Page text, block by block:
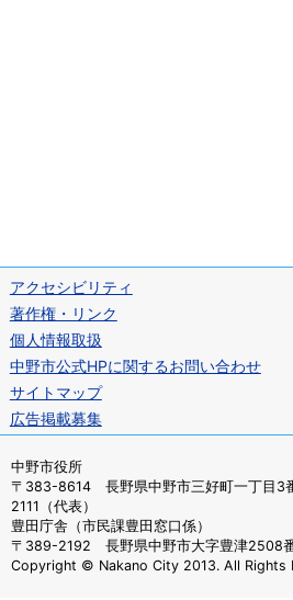
アクセシビリティ
著作権・リンク
個人情報取扱
中野市公式HPに関するお問い合わせ
サイトマップ
広告掲載募集
中野市役所
〒383-8614 長野県中野市三好町一丁目
2111（代表）
豊田庁舎（市民課豊田窓口係）
〒389-2192 長野県中野市大字豊津2508
Copyright © Nakano City 2013. All Rights